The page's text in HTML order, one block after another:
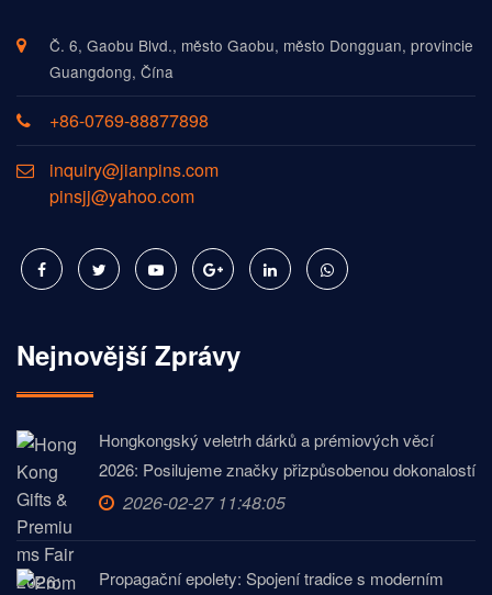
Č. 6, Gaobu Blvd., město Gaobu, město Dongguan, provincie
Guangdong, Čína
+86-0769-88877898
inquiry@jianpins.com
pinsjj@yahoo.com
Nejnovější Zprávy
Hongkongský veletrh dárků a prémiových věcí
2026: Posilujeme značky přizpůsobenou dokonalostí
2026-02-27 11:48:05
Propagační epolety: Spojení tradice s moderním